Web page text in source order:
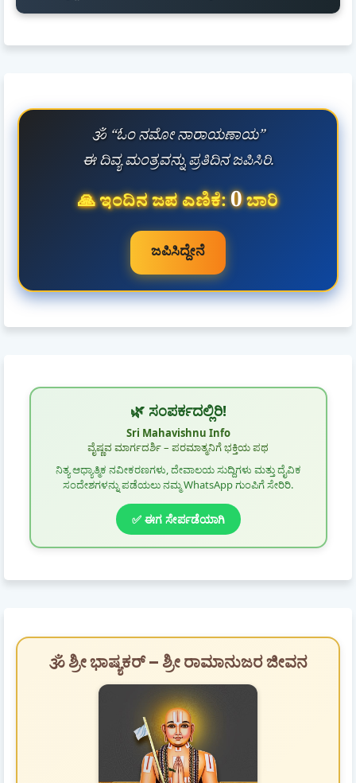
🕉️ “ಓಂ ನಮೋ ನಾರಾಯಣಾಯ”
ಈ ದಿವ್ಯ ಮಂತ್ರವನ್ನು ಪ್ರತಿದಿನ ಜಪಿಸಿರಿ.
🙏 ಇಂದಿನ ಜಪ ಎಣಿಕೆ:0ಬಾರಿ
ಜಪಿಸಿದ್ದೇನೆ
🌿 ಸಂಪರ್ಕದಲ್ಲಿರಿ!
Sri Mahavishnu Info
ವೈಷ್ಣವ ಮಾರ್ಗದರ್ಶಿ – ಪರಮಾತ್ಮನಿಗೆ ಭಕ್ತಿಯ ಪಥ
ನಿತ್ಯ ಆಧ್ಯಾತ್ಮಿಕ ನವೀಕರಣಗಳು, ದೇವಾಲಯ ಸುದ್ದಿಗಳು ಮತ್ತು ದೈವಿಕ
ಸಂದೇಶಗಳನ್ನು ಪಡೆಯಲು ನಮ್ಮ WhatsApp ಗುಂಪಿಗೆ ಸೇರಿರಿ.
✅ ಈಗ ಸೇರ್ಪಡೆಯಾಗಿ
🕉️ ಶ್ರೀ ಭಾಷ್ಯಕರ್ – ಶ್ರೀ ರಾಮಾನುಜರ ಜೀವನ